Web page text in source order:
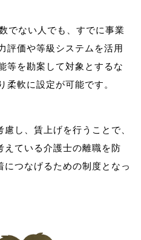
でない人でも、すでに事業
評価や等級システムを活用
等を勘案して対象とするな
柔軟に設定が可能です。
し、賃上げを行うことで、
えている介護士の離職を防
つなげるための制度となっ